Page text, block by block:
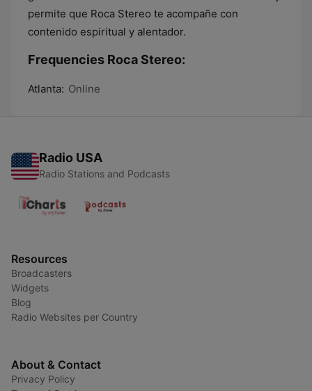
permite que Roca Stereo te acompañe con
contenido espiritual y alentador.
Frequencies Roca Stereo:
Atlanta: Online
Radio USA
Radio Stations and Podcasts
Resources
Broadcasters
Widgets
Blog
Radio Websites per Country
About & Contact
Privacy Policy